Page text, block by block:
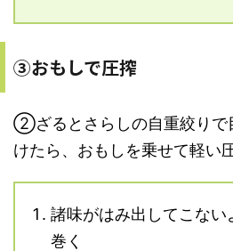
③おもしで圧搾
②ざるとさらしの自重絞りで
けたら、おもしを乗せて軽い
諸味がはみ出してこない
巻く